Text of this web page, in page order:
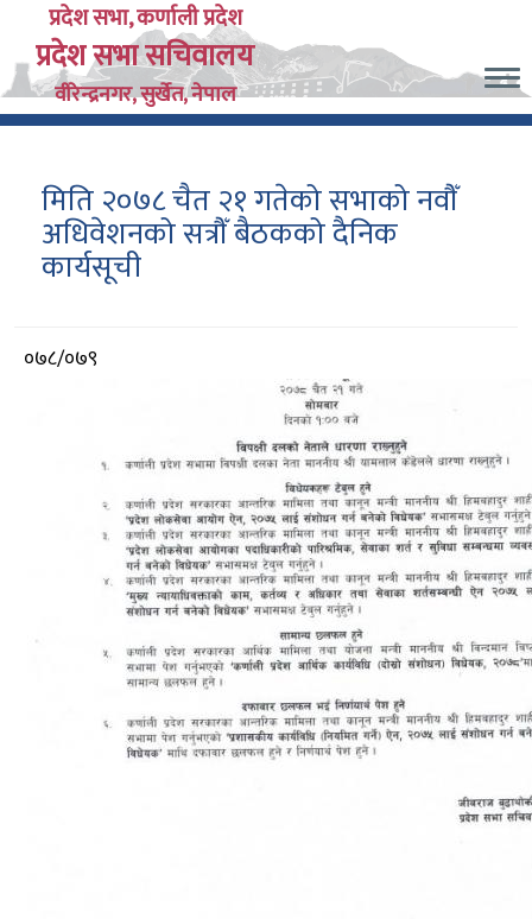
main
content
प्रदेश सभा, कर्णाली प्रदेश
प्रदेश सभा सचिवालय
वीरेन्द्रनगर, सुर्खेत, नेपाल
मिति २०७८ चैत २१ गतेको सभाको नवौँ
अधिवेशनको सत्रौँ बैठकको दैनिक
कार्यसूची
आर्थिक
०७८/०७९